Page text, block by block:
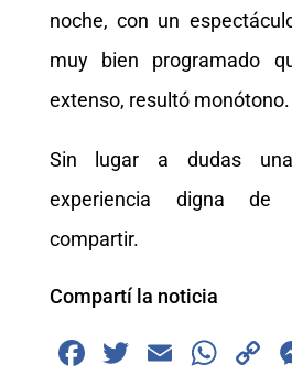
noche, con un
muy bien programado
extenso, resultó monótono.
Sin lugar a dudas
experiencia digna
compartir.
Compartí la noticia
F
T
E
W
C